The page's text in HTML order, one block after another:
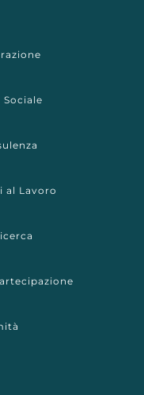
al Lavoro